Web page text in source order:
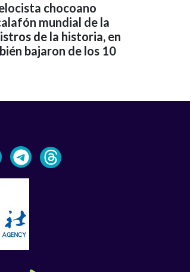
chocoano
mundial de la
de la historia, en
bajaron de los 10